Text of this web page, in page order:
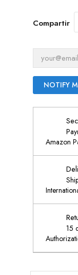
Compartir
NOTIFY
Amazon
15